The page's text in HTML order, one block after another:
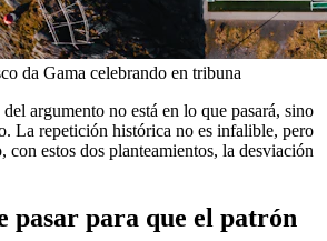
da Gama celebrando en tribuna
argumento no está en lo que pasará, sino
La repetición histórica no es infalible, pero
con estos dos planteamientos, la desviación
pasar para que el patrón